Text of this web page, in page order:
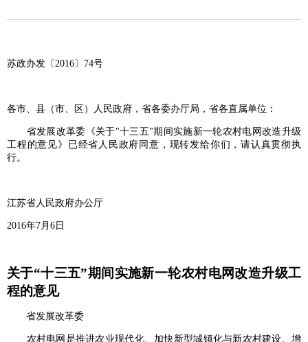
苏政办发〔2016〕74号
各市、县（市、区）人民政府，省各委办厅局，省各直属单位：
省发展改革委《关于"十三五"期间实施新一轮农村电网改造升级
工程的意见》已经省人民政府同意，现转发给你们，请认真贯彻执
行。
江苏省人民政府办公厅
2016年7月6日
关于“十三五”期间实施新一轮农村电网改造升级工
程的意见
省发展改革委
农村电网是推进农业现代化、加快新型城镇化与新农村建设、增